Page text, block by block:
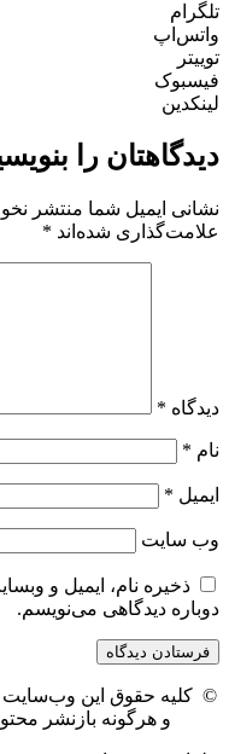
تلگرام
واتس‌اپ
توییتر
فیسبوک
لینکدین
دیدگاهتان را
نشانی ایمیل شما منتشر
علامت‌گذاری شده‌اند *
دیدگاه *
نام *
ایمیل *
وب‌ سایت
ذخیره نام، ایمیل و
دوباره دیدگاهی می‌نویسم.
© کلیه حقوق این
و هرگونه بازنشر